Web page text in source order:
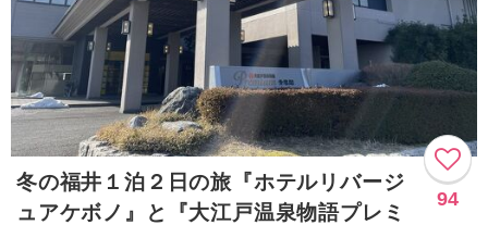
冬の福井１泊２日の旅『ホテルリバージ
ュアケボノ』と『大江戸温泉物語プレミ
94